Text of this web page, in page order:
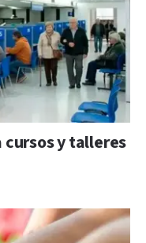
cursos y talleres